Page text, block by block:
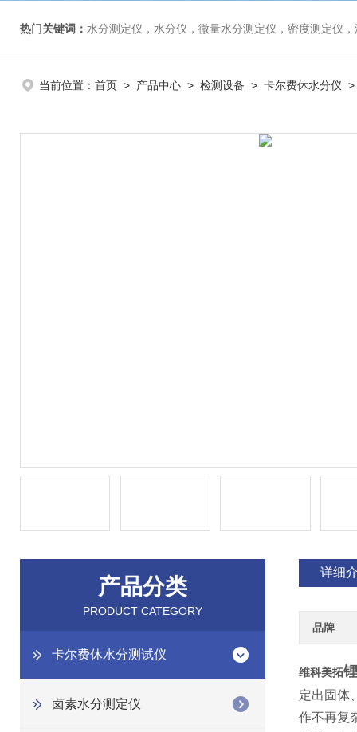
热门关键词： 水分测定仪，水分仪，微量水分测定仪，密度测定仪
当前位置： 首页 > 产品中心 > 检测设备 > 卡尔费休水分仪 >
产品分类
PRODUCT CATEGORY
卡尔费休水分测试仪
卤素水分测定仪
详细
品牌
维科美拓
定出固体
作不再复